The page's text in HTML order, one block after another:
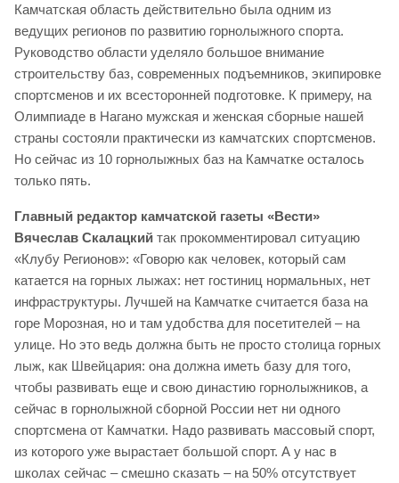
Камчатская область действительно была одним из
ведущих регионов по развитию горнолыжного спорта.
Руководство области уделяло большое внимание
строительству баз, современных подъемников, экипировке
спортсменов и их всесторонней подготовке. К примеру, на
Олимпиаде в Нагано мужская и женская сборные нашей
страны состояли практически из камчатских спортсменов.
Но сейчас из 10 горнолыжных баз на Камчатке осталось
только пять.
Главный редактор камчатской газеты «Вести»
Вячеслав Скалацкий так прокомментировал ситуацию
«Клубу Регионов»: «Говорю как человек, который сам
катается на горных лыжах: нет гостиниц нормальных, нет
инфраструктуры. Лучшей на Камчатке считается база на
горе Морозная, но и там удобства для посетителей – на
улице. Но это ведь должна быть не просто столица горных
лыж, как Швейцария: она должна иметь базу для того,
чтобы развивать еще и свою династию горнолыжников, а
сейчас в горнолыжной сборной России нет ни одного
спортсмена от Камчатки. Надо развивать массовый спорт,
из которого уже вырастает большой спорт. А у нас в
школах сейчас – смешно сказать – на 50% отсутствует